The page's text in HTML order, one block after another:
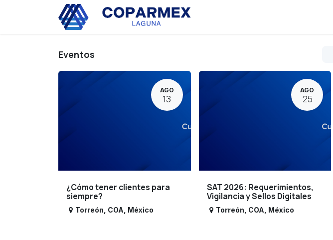
Eventos
AGO
13
¿Cómo tener clientes para
siempre?
Torreón COA México
AGO
25
SAT 2026: Requerimientos,
Vigilancia y Sellos Digitales
Torreón COA México